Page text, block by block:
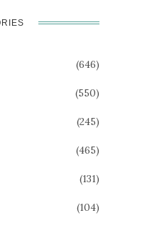
(646)
(550)
(245)
(465)
(131)
(104)